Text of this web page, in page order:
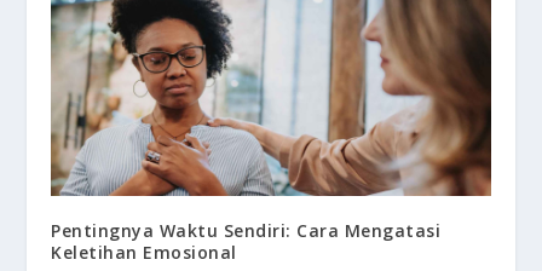
Pentingnya Waktu Sendiri: Cara Mengatasi
Keletihan Emosional